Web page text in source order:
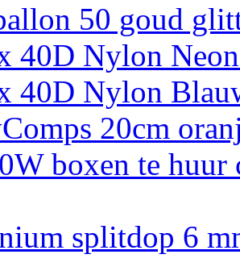
50 goud
40D Nylon
40D Nylon
20cm
boxen te
splitdop 6